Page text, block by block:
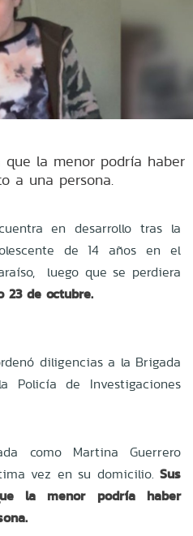
que la menor podría haber
a una persona.
en desarrollo tras la
de 14 años en el
luego que se perdiera
23 de octubre.
diligencias a la Brigada
Policía de Investigaciones
como Martina Guerrero
vez en su domicilio. Sus
la menor podría haber